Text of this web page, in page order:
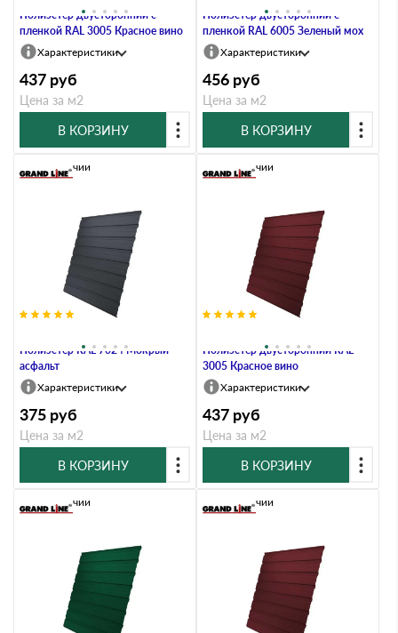
Полиэстер двусторонний с
пленкой RAL 3005 Красное вино
Характеристики
437 руб
Цена за м2
В КОРЗИНУ
Полиэстер двусторонний с
пленкой RAL 6005 Зеленый мох
Характеристики
456 руб
Цена за м2
В КОРЗИНУ
Полиэстер RAL 7024 Мокрый
асфальт
В наличии
Характеристики
375 руб
Цена за м2
В КОРЗИНУ
Полиэстер двусторонний RAL
3005 Красное вино
В наличии
Характеристики
437 руб
Цена за м2
В КОРЗИНУ
В наличии В наличии